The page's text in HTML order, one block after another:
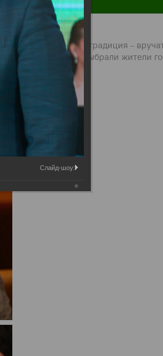
впервые вводится традиция –
а эскиз выбрали жители
Слайд-шоу: